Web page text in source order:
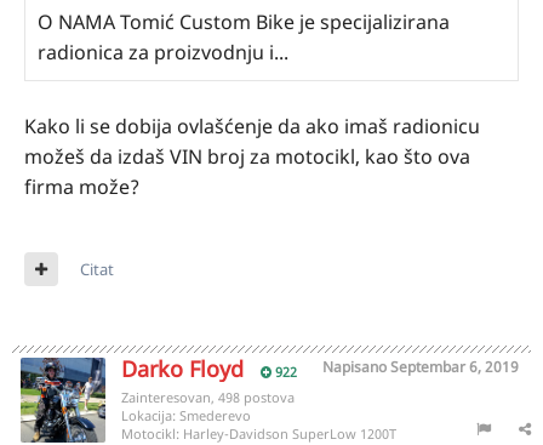
O NAMA Tomić Custom Bike je specijalizirana
radionica za proizvodnju i...
Kako li se dobija ovlašćenje da ako imaš radionicu
možeš da izdaš VIN broj za motocikl, kao što ova
firma može?
Citat
Darko Floyd 922 NapisanoSeptembar 6, 2019
Zainteresovan, 498 postova
Lokacija: Smederevo
Motocikl: Harley-Davidson SuperLow 1200T